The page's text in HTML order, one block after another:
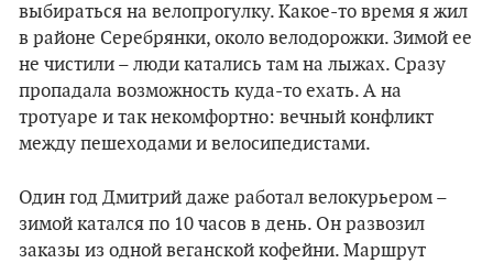
выбираться на велопрогулку. Какое-то время я жил
в районе Серебрянки, около велодорожки. Зимой ее
не чистили – люди катались там на лыжах. Сразу
пропадала возможность куда-то ехать. А на
тротуаре и так некомфортно: вечный конфликт
между пешеходами и велосипедистами.
Один год Дмитрий даже работал велокурьером –
зимой катался по 10 часов в день. Он развозил
заказы из одной веганской кофейни. Маршрут